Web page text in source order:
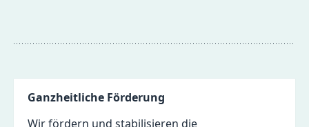
Ganzheitliche Förderung
Wir fördern und stabilisieren die